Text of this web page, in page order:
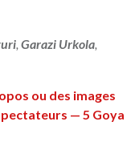
, Garazi Urkola,
ou des images
— 5 Goya